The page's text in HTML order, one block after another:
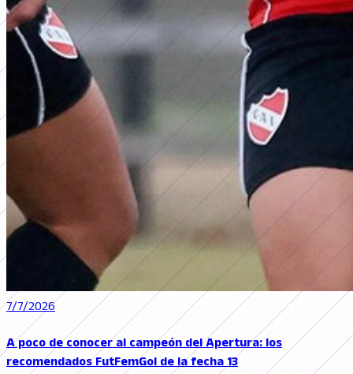
7/7/2026
A poco de conocer al campeón del Apertura: los
recomendados FutFemGol de la fecha 13